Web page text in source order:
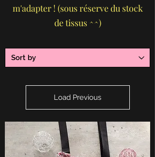
m'adapter ! (sous réserve du stock
de tissus ^^)
Load Previous